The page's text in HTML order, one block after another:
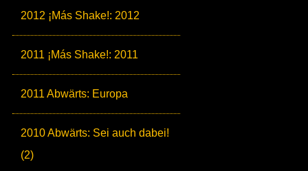
2012 ¡Más Shake!: 2012
2011 ¡Más Shake!: 2011
2011 Abwärts: Europa
2010 Abwärts: Sei auch dabei!
(2)